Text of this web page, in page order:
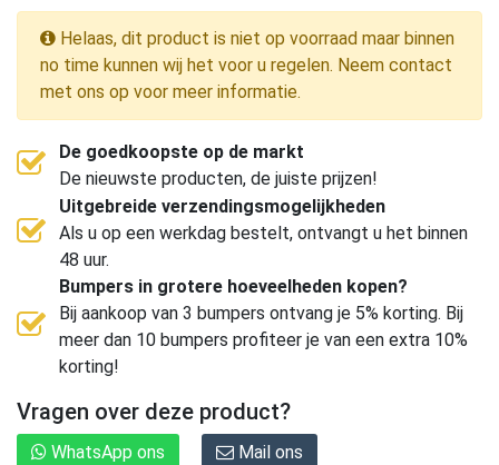
Helaas, dit product is niet op voorraad maar binnen
no time kunnen wij het voor u regelen. Neem contact
met ons op voor meer informatie.
De goedkoopste op de markt
De nieuwste producten, de juiste prijzen!
Uitgebreide verzendingsmogelijkheden
Als u op een werkdag bestelt, ontvangt u het binnen
48 uur.
Bumpers in grotere hoeveelheden kopen?
Bij aankoop van 3 bumpers ontvang je 5% korting. Bij
meer dan 10 bumpers profiteer je van een extra 10%
korting!
Vragen over deze product?
WhatsApp ons Mail ons